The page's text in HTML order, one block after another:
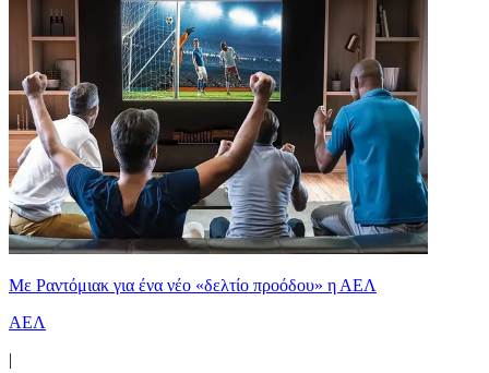
Με Ραντόμιακ για ένα νέο «δελτίο προόδου» η ΑΕΛ
ΑΕΛ
|